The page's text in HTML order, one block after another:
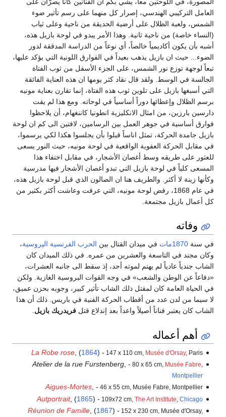
التركيبي الهندسي، إصرار كل منهما على رسم تأثير ضوء
ولعبة الظلال على أرضية الحديقة من ناحية وعلى ثياب
خاصة) من ناحية ثانية. وهذا الأمر يبدو في لوحة بازيل هذه،
بأن يكون أكاديمياً خالصاً، أي نوعاً من الدراسة المدققة لدور
حيث ان بازيل يذهب بعيداً في الفوارق اللونية التي يؤكد عليها،
لوجهة توزع نور الشمس، على الجزء الأسفل من ثوب الفتاة
في الوسط. ولقد قال نقاد كثر يومها ان هذه العناية الفائقة
أسبغها بازيل على تلوين ثوب هذه الفتاة، إنما تقارن بعناية مونيه
الظلال وإعطائها دوراً أساسياً في لوحاته. ومع هذا لم يفت
بارزين، من امثال الانكليزية انطونيا كاننغهام، أن يلاحظوا
أساسية في جوهر العمل بين الرسامين، لافتين الى كم ان لوحة
جامدة الحركة، تمثل اناساً قبلوا بأن يجلسوا هكذا لكي يرسموا،
الحركة العفوية الواقعية في لوحة مونيه، حيث النور يسعى
على طريقه وسط أغصان الأشجار، في مقابل اختفاء هذا
كلياً في لوحة بازيل التي تبدو أغصان الأشجار فيها مدرسية
زينة لا أكثر. والطريف هنا ان الصالون الذي قبل لوحة بازيل هذه،
في عام 1868، رفض لوحة مونيه، التي عرفت وعاشت أكثر بكثير من
بازيل مجتمعة.
وفاته
1870مات في ميدان القتال بينالحرب الفرنسية الپروسية،
مجند في التاسعة والعشرين من عمره. في ذلك الميدان كان
جندياً عادياً لم يهتم لموته أحد، إذ سقط الى جانبه العشرات،
عن الوطن والشعب» في وجه القوات البروسية الغازية. ولكن
العامة كان لمقتل ذلك الشاب تأثير كبير، وجوبه بحزن عميق،
من لدن عدد من أقطاب الحركة الفنية في باريس. ذلك أن هذا
كان يعتبر فناناً أصيلاً واعداً بعد إندلاع قتلفريدريك بازيل.
أهم أعماله
La Robe rose, ( 1864) -147 x 110 cm,Musée d'Orsay, Paris
Atelier de la rue Furstenberg, - 80 x 65 cm,Musée Fabre
Montpellier
Aigues-Mortes, - 46 x 55 cm, Musée Fabre, Montpellier
Autportrait, ( 1865) - 109x72 cm,The Art Institute,Chicago
Réunion de Famille, ( 1867) -152 x 230 cm, Musée d'Orsay,